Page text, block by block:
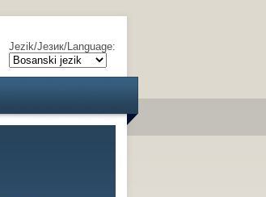
Jezik/Језик/Language: